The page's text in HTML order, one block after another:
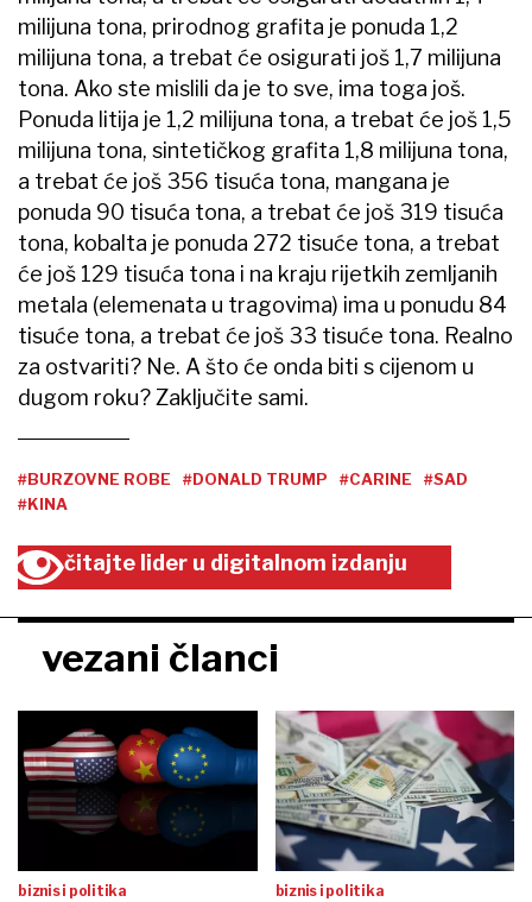
milijuna tona, prirodnog grafita je ponuda 1,2
milijuna tona, a trebat će osigurati još 1,7 milijuna
tona. Ako ste mislili da je to sve, ima toga još.
Ponuda litija je 1,2 milijuna tona, a trebat će još 1,5
milijuna tona, sintetičkog grafita 1,8 milijuna tona,
a trebat će još 356 tisuća tona, mangana je
ponuda 90 tisuća tona, a trebat će još 319 tisuća
tona, kobalta je ponuda 272 tisuće tona, a trebat
će još 129 tisuća tona i na kraju rijetkih zemljanih
metala (elemenata u tragovima) ima u ponudu 84
tisuće tona, a trebat će još 33 tisuće tona. Realno
za ostvariti? Ne. A što će onda biti s cijenom u
dugom roku? Zaključite sami.
#BURZOVNE ROBE #DONALD TRUMP #CARINE
#SAD
#KINA
čitajte lider u digitalnom izdanju
vezani članci
biznis i politika biznis i politika